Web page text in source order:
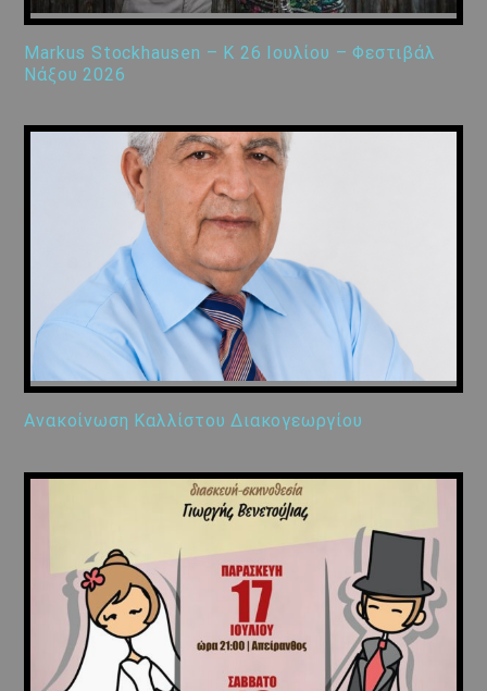
Markus Stockhausen – K 26 Ιουλίου – Φεστιβάλ
Νάξου 2026
Ανακοίνωση Καλλίστου Διακογεωργίου